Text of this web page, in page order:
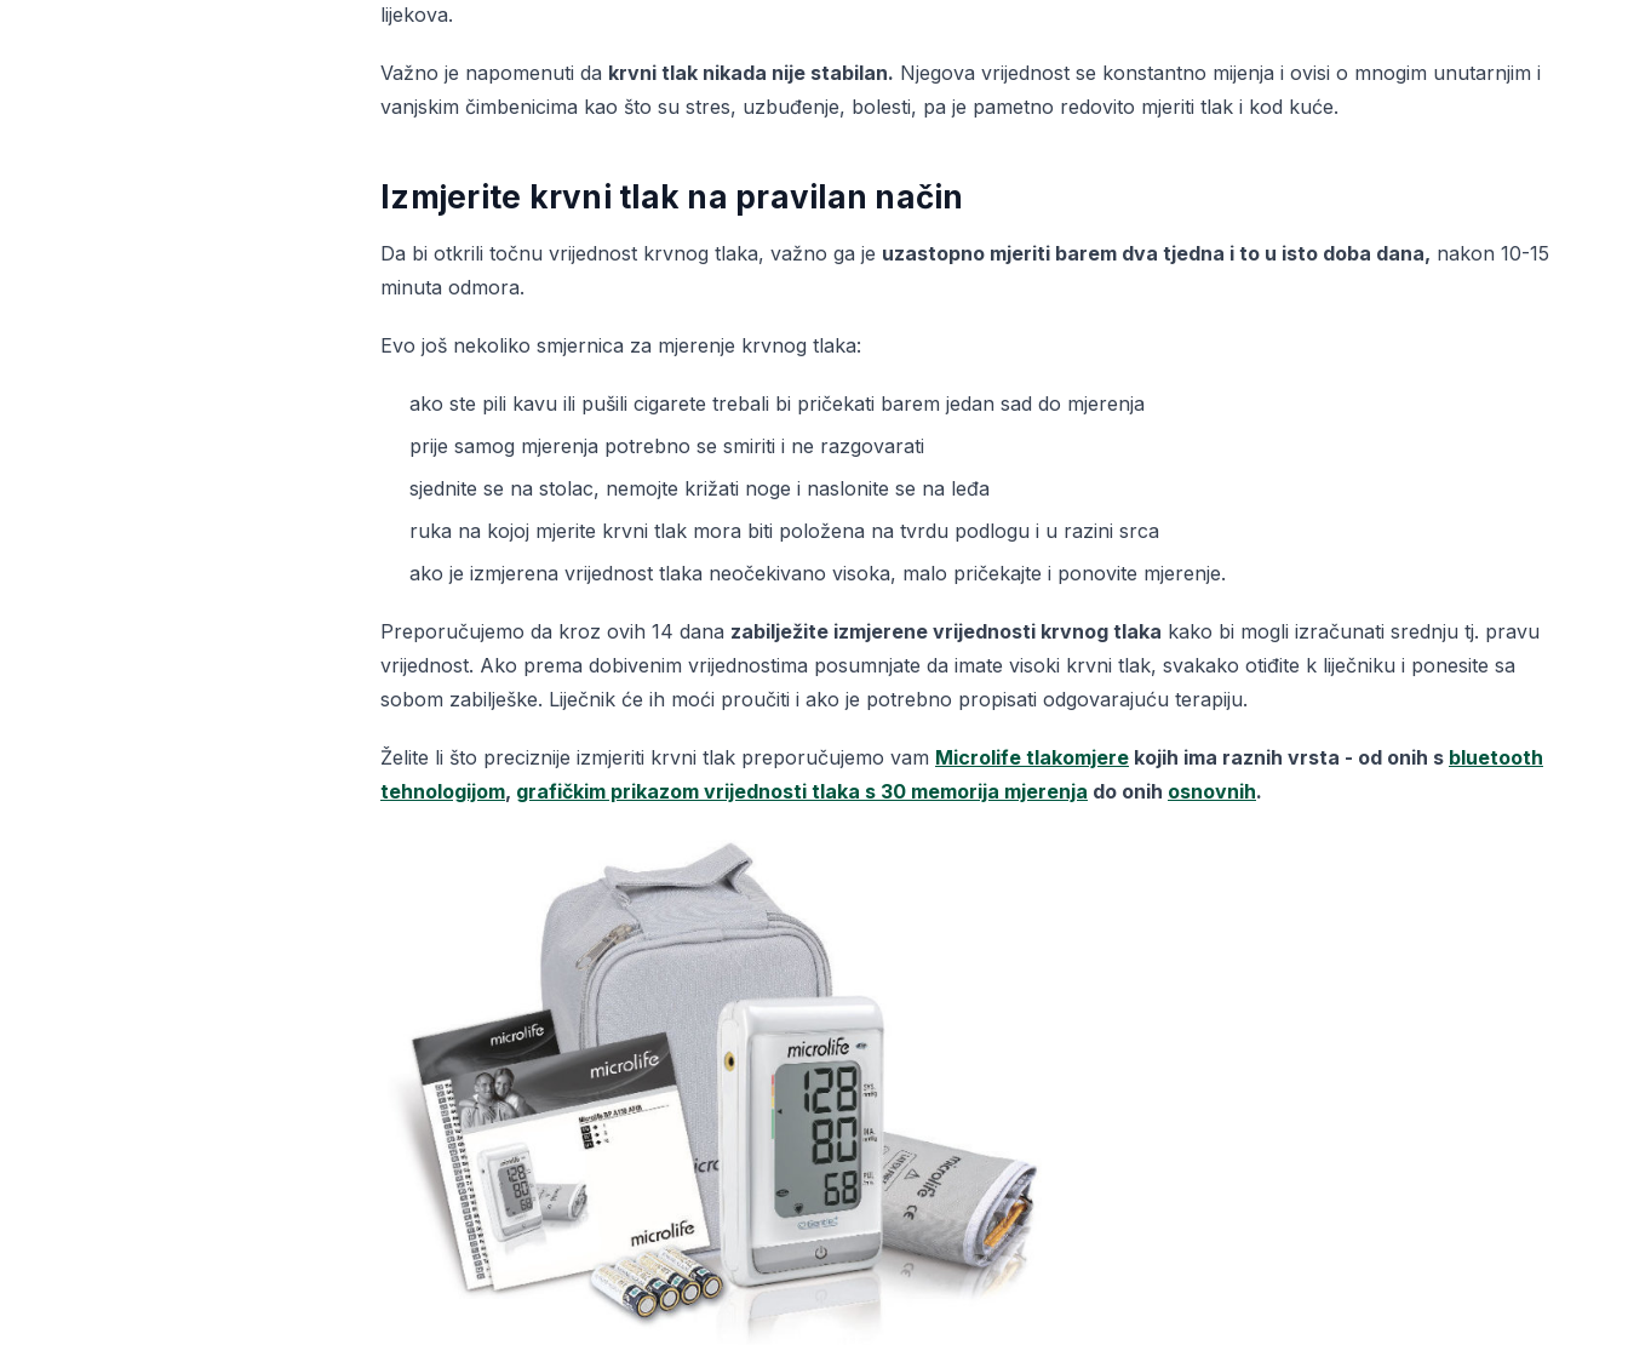
lijekova.
Važno je napomenuti da krvni tlak nikada nije stabilan. Njegova vrijednost se konstantno mijenja i ovisi o mnogim unutarnjim i
vanjskim čimbenicima kao što su stres, uzbuđenje, bolesti, pa je pametno redovito mjeriti tlak i kod kuće.
Izmjerite krvni tlak na pravilan način
Da bi otkrili točnu vrijednost krvnog tlaka, važno ga je uzastopno mjeriti barem dva tjedna i to u isto doba dana, nakon 10-15
minuta odmora.
Evo još nekoliko smjernica za mjerenje krvnog tlaka:
ako ste pili kavu ili pušili cigarete trebali bi pričekati barem jedan sad do mjerenja
prije samog mjerenja potrebno se smiriti i ne razgovarati
sjednite se na stolac, nemojte križati noge i naslonite se na leđa
ruka na kojoj mjerite krvni tlak mora biti položena na tvrdu podlogu i u razini srca
ako je izmjerena vrijednost tlaka neočekivano visoka, malo pričekajte i ponovite mjerenje.
Preporučujemo da kroz ovih 14 dana zabilježite izmjerene vrijednosti krvnog tlaka kako bi mogli izračunati srednju tj. pravu
vrijednost. Ako prema dobivenim vrijednostima posumnjate da imate visoki krvni tlak, svakako otiđite k liječniku i ponesite sa
sobom zabilješke. Liječnik će ih moći proučiti i ako je potrebno propisati odgovarajuću terapiju.
Želite li što preciznije izmjeriti krvni tlak preporučujemo vam Microlife tlakomjere kojih ima raznih vrsta - od onih s bluetooth
tehnologijom, grafičkim prikazom vrijednosti tlaka s 30 memorija mjerenja do onih osnovnih.